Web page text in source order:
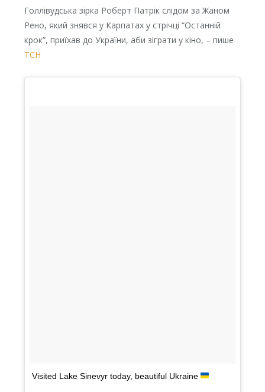
Голлівудська зірка Роберт Патрік слідом за Жаном
Рено, який знявся у Карпатах у стрічці “Останній
крок”, приїхав до України, аби зіграти у кіно, – пише
ТСН
Visited Lake Sinevyr today, beautiful Ukraine